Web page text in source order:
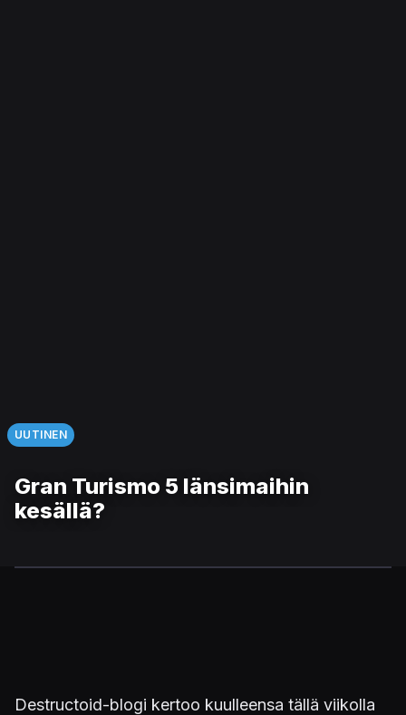
UUTINEN
Gran Turismo 5 länsimaihin
kesällä?
Destructoid-blogi kertoo kuulleensa tällä viikolla